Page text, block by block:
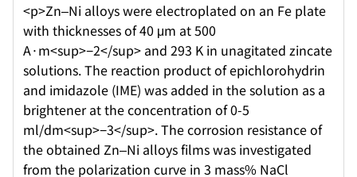
<p>Zn–Ni alloys were electroplated on an Fe plate
with thicknesses of 40 μm at 500
A·m<sup>−2</sup> and 293 K in unagitated zincate
solutions. The reaction product of epichlorohydrin
and imidazole (IME) was added in the solution as a
brightener at the concentration of 0-5
ml/dm<sup>−3</sup>. The corrosion resistance of
the obtained Zn–Ni alloys films was investigated
from the polarization curve in 3 mass% NaCl